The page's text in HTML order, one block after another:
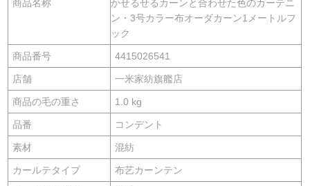
商品名称
かせるせるカーンと合わせた色のカーテニ
ン・3号カラー布オーダカーン1メートルフ
ック
商品番号 4415026541
店舗 一米家紡旗艦店
商品の毛の重さ 1.0 kg
品番 コンデント
素材 混紡
カールテタイプ 布艺カーンテン